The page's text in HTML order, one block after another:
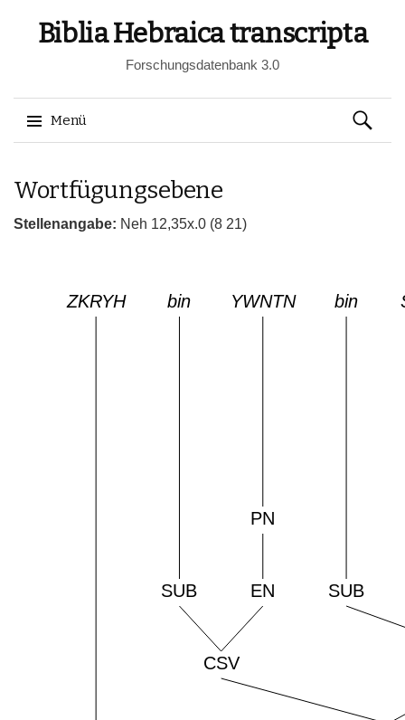
Biblia Hebraica transcripta
Forschungsdatenbank 3.0
Menü
zum
Suchen
nach:
Wortfügungsebene
Stellenangabe: Neh 12,35x.0 (8 21)